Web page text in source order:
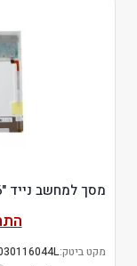
מסך למחשב נייד "11.6 LED 1366X768 40PIN
מקט ביטק: